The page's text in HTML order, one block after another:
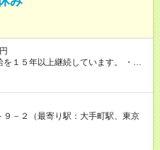
を１５年以上継続しています。 ・階
級していきます。 キャリアステッ
－２（最寄り駅：大手町駅、東京